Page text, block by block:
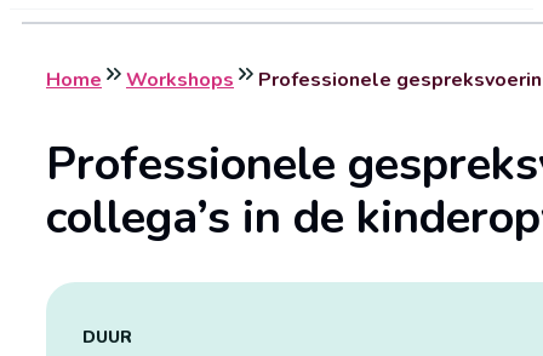
Home Workshops Professionele
Professionele
collega’s in de
DUUR